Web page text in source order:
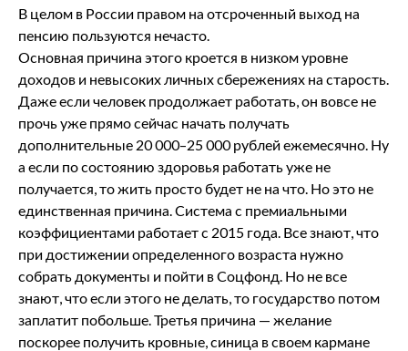
В целом в России правом на отсроченный выход на
пенсию пользуются нечасто.
Основная причина этого кроется в низком уровне
доходов и невысоких личных сбережениях на старость.
Даже если человек продолжает работать, он вовсе не
прочь уже прямо сейчас начать получать
дополнительные 20 000–25 000 рублей ежемесячно. Ну
а если по состоянию здоровья работать уже не
получается, то жить просто будет не на что. Но это не
единственная причина. Система с премиальными
коэффициентами работает с 2015 года. Все знают, что
при достижении определенного возраста нужно
собрать документы и пойти в Соцфонд. Но не все
знают, что если этого не делать, то государство потом
заплатит побольше. Третья причина — желание
поскорее получить кровные, синица в своем кармане